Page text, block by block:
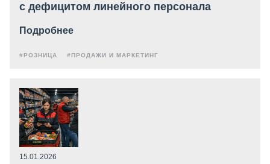
с дефицитом линейного персонала
Подробнее
#РОЗНИЦА #ПРОДАЖИ И МАРКЕТИНГ
15.01.2026